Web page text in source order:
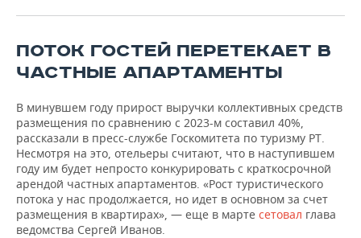
ПОТОК ГОСТЕЙ ПЕРЕТЕКАЕТ В
ЧАСТНЫЕ АПАРТАМЕНТЫ
В минувшем году прирост выручки коллективных средств
размещения по сравнению с 2023-м составил 40%,
рассказали в пресс-службе Госкомитета по туризму РТ.
Несмотря на это, отельеры считают, что в наступившем
году им будет непросто конкурировать с краткосрочной
арендой частных апартаментов. «Рост туристического
потока у нас продолжается, но идет в основном за счет
размещения в квартирах», — еще в марте сетовал глава
ведомства Сергей Иванов.